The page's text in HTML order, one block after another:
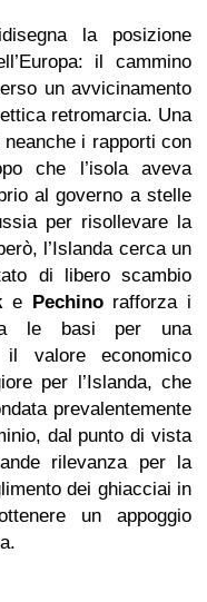
la posizione
il cammino
un avvicinamento
retromarcia. Una
i rapporti con
che l’isola aveva
al governo a stelle
per risollevare la
l’Islanda cerca un
di libero scambio
e Pechinorafforza i
le basi per una
il valore economico
per l’Islanda, che
prevalentemente
dal punto di vista
rilevanza per la
dei ghiacciai in
un appoggio